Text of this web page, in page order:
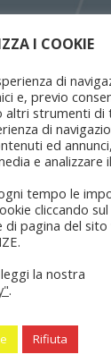
2026
I COOKIE
di
e, previo
altri strumenti di
di
ed
e analizzare
tempo le
cliccando
di pagina del
la nostra
.
Rifiuta